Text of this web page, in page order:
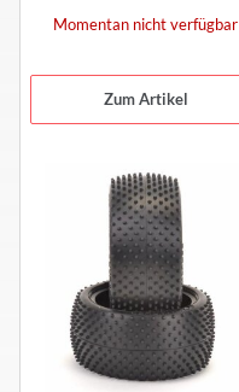
Momentan nicht verfügbar
Zum Artikel